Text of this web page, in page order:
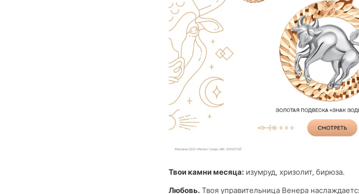
Твои камни месяца:изумруд, хризолит, бирюза.
Любовь.Твоя управительница Венера